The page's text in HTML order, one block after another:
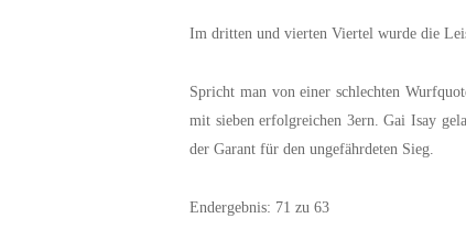
Im dritten und vierten Viertel wurde die
Spricht man von einer schlechten
mit sieben erfolgreichen 3ern. Gai Isay
der Garant für den ungefährdeten Sieg.
Endergebnis: 71 zu 63